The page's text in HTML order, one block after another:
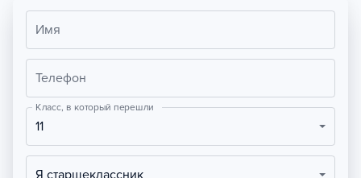
Имя
Телефон
Класс, в который перешли
11
Я старшеклассник